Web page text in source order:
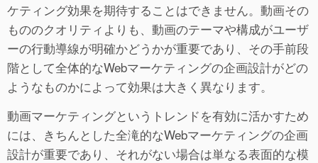
ケティング効果を期待することはできません。動画その
もののクオリティよりも、動画のテーマや構成がユーザ
ーの行動導線が明確かどうかが重要であり、その手前段
階として全体的なWebマーケティングの企画設計がどの
ようなものかによって効果は大きく異なります。
動画マーケティングというトレンドを有効に活かすため
には、きちんとした全滝的なWebマーケティングの企画
設計が重要であり、それがない場合は単なる表面的な模